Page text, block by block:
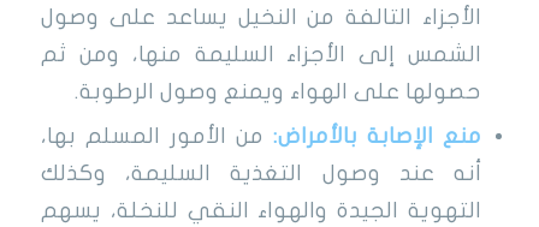
الأجزاء التالفة من النخيل يساعد على وصول
الشمس إلى الأجزاء السليمة منها، ومن ثم
حصولها على الهواء ويمنع وصول الرطوبة.
منع الإصابة بالأمراض:من الأمور المسلم بها،
أنه عند وصول التغذية السليمة، وكذلك
التهوية الجيدة والهواء النقي للنخلة، يسهم